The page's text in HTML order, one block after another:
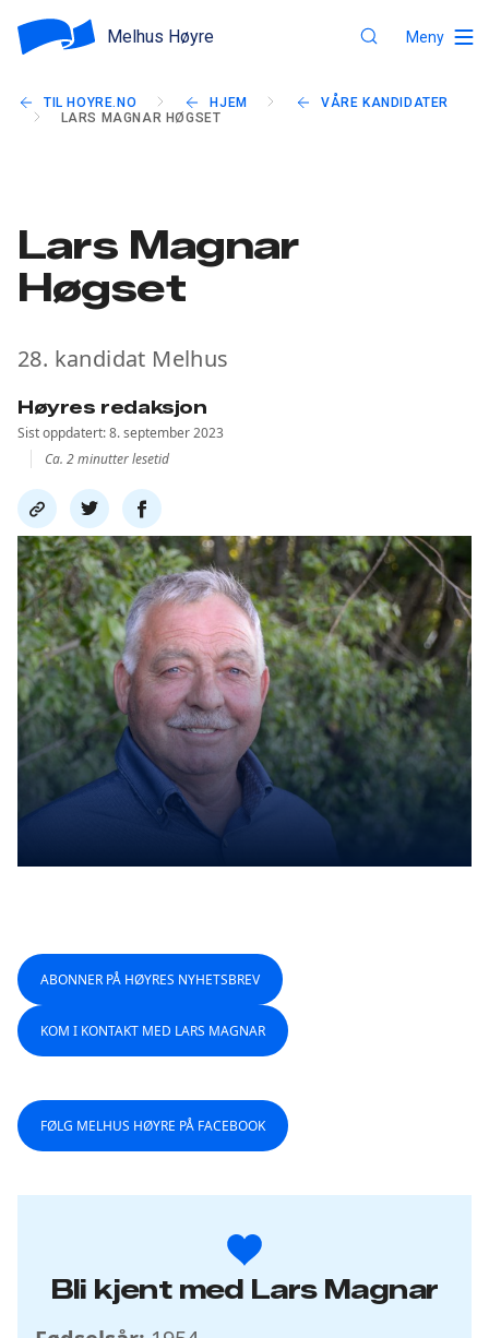
Melhus Høyre Meny
TIL HOYRE.NO HJEM
VÅRE KANDIDATER
LARS MAGNAR HØGSET
Lars Magnar
Høgset
28. kandidat Melhus
Høyres redaksjon
Sist oppdatert: 8. september 2023
Ca. 2 minutter lesetid
Del
link
Del
på
twitter
Del
på
facebook
ABONNER PÅ HØYRES NYHETSBREV
KOM I KONTAKT MED LARS MAGNAR
FØLG MELHUS HØYRE PÅ FACEBOOK
Bli kjent med Lars Magnar